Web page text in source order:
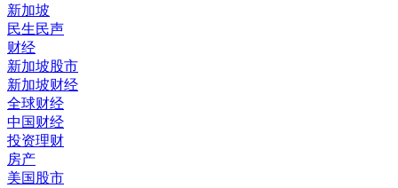
新加坡
民生民声
财经
新加坡股市
新加坡财经
全球财经
中国财经
投资理财
房产
美国股市